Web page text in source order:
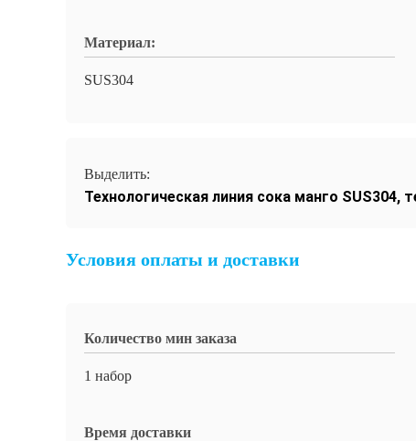
Материал:
SUS304
Выделить:
Технологическая линия сока манго SUS304,
Условия оплаты и доставки
Количество мин заказа
1 набор
Время доставки